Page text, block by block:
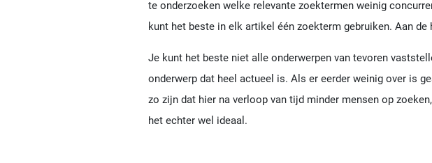
te onderzoeken welke relevante zoektermen weinig
kunt het beste in elk artikel één zoekterm gebruiken. Aan
Je kunt het beste niet alle onderwerpen van tevoren
onderwerp dat heel actueel is. Als er eerder weinig over is
zo zijn dat hier na verloop van tijd minder mensen op
het echter wel ideaal.